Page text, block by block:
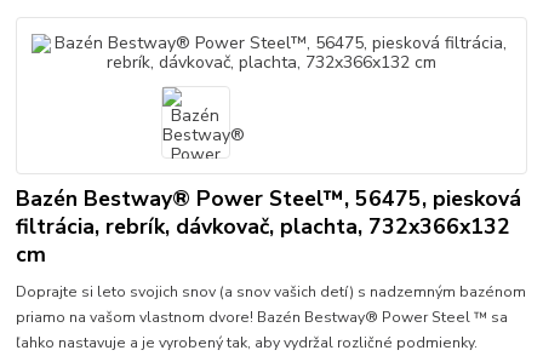
Bazén Bestway® Power Steel™, 56475, piesková
filtrácia, rebrík, dávkovač, plachta, 732x366x132
cm
Doprajte si leto svojich snov (a snov vašich detí) s nadzemným bazénom
priamo na vašom vlastnom dvore! Bazén Bestway® Power Steel ™ sa
ľahko nastavuje a je vyrobený tak, aby vydržal rozličné podmienky.